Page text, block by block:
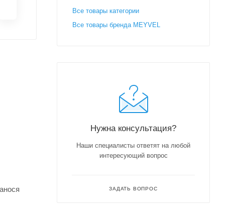
Все товары категории
Все товары бренда MEYVEL
Нужна консультация?
Наши специалисты ответят на любой
интересующий вопрос
ЗАДАТЬ ВОПРОС